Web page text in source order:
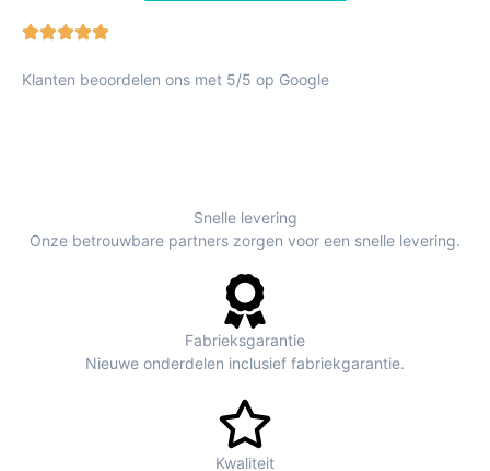
Klanten beoordelen ons met 5/5 op Google
Snelle levering
Onze betrouwbare partners zorgen voor een snelle levering.
Fabrieksgarantie
Nieuwe onderdelen inclusief fabriekgarantie.
Kwaliteit